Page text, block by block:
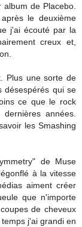
de Placebo.
le deuxième
j'ai écouté par la
creux et,
Plus une sorte de
désespérés qui se
ce que le rock
années.
les Smashing
de Muse
à la vitesse
aiment créer
que n'importe
de cheveux
j'ai grandi en